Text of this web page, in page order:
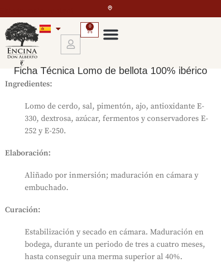
0
Ficha Técnica Lomo de bellota 100% ibérico
Ingredientes:
Lomo de cerdo, sal, pimentón, ajo, antioxidante E-
330, dextrosa, azúcar, fermentos y conservadores E-
252 y E-250.
Elaboración:
Aliñado por inmersión; maduración en cámara y
embuchado.
Curación:
Estabilización y secado en cámara. Maduración en
bodega, durante un periodo de tres a cuatro meses,
hasta conseguir una merma superior al 40%.